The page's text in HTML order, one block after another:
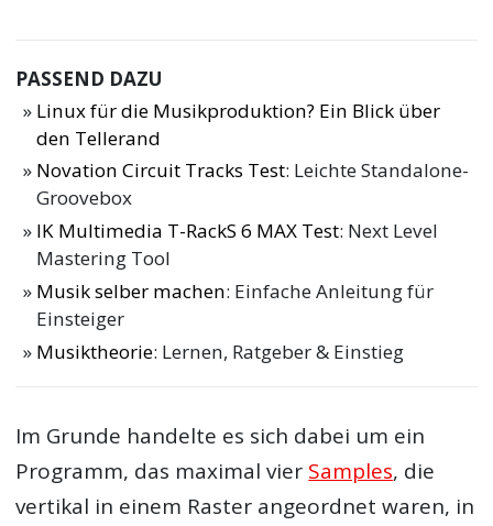
PASSEND DAZU
Linux für die Musikproduktion? Ein Blick über
den Tellerand
Novation Circuit Tracks Test: Leichte Standalone-
Groovebox
IK Multimedia T-RackS 6 MAX Test: Next Level
Mastering Tool
Musik selber machen: Einfache Anleitung für
Einsteiger
Musiktheorie: Lernen, Ratgeber & Einstieg
Im Grunde handelte es sich dabei um ein
Programm, das maximal vier Samples, die
vertikal in einem Raster angeordnet waren, in